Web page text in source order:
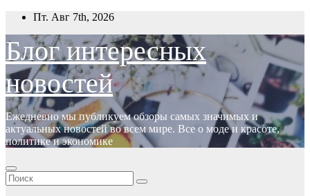
Перейти
содержимому
Пт. Авг 7th, 2026
Блог интересных
новостей
Ежедневно мы публикуем обзоры самых значимых и
актуальных новостей во всем мире. Все о моде и красоте,
политике и экономике